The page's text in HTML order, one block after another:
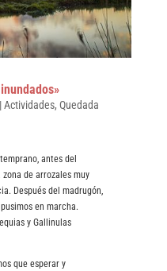
|Actividades, Quedada
antes del
de arrozales muy
Después del madrugón,
en marcha.
y Gallinulas
que esperar y